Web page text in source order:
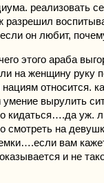
реализовать
разрешил
он любит,
этого араба
на женщину руку
относится.
вырулить
кидаться….да уж.
смотреть на
вам
и не